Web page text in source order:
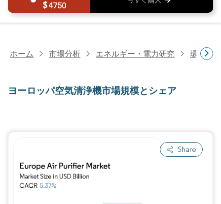
4750
ホーム 市場分析 エネルギー・電力研究 環境制
ヨーロッパ空気清浄機市場規模とシェア
Share